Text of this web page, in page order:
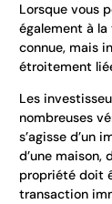
Lorsque vous
également à
connue, mais
étroitement
Les
nombreuses
s’agisse d’un
d’une maison,
propriété doit
transaction